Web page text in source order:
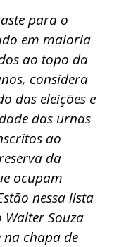
para o
em maioria
ao topo da
considera
das eleições e
das urnas
ao
da
ocupam
nessa lista
Souza
chapa de